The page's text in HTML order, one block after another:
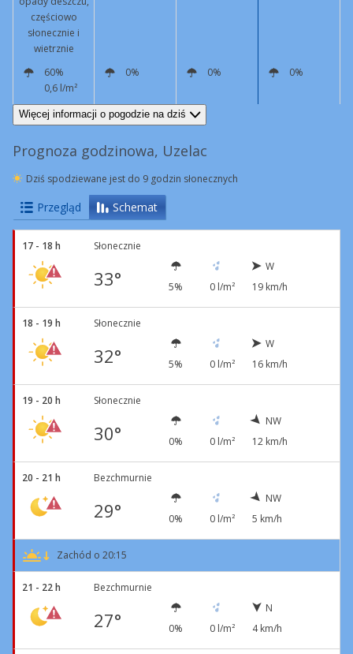
częściowo
słonecznie i
wietrznie
60%
0,6 l/m²
0% 0% 0%
W
18 km/h
Podmuchy
42 km/h W
9 km/h
Więcej informacji o pogodzie na dziś
Prognoza godzinowa, Uzelac
Dziś spodziewane jest do 9 godzin słonecznych
Przegląd Schemat
17 - 18 h Słonecznie
33° 5% 0 l/m²
W
19 km/h
18 - 19 h Słonecznie
32° 5% 0 l/m²
W
16 km/h
19 - 20 h Słonecznie
30° 0% 0 l/m²
NW
12 km/h
20 - 21 h Bezchmurnie
29° 0% 0 l/m²
NW
5 km/h
Zachód o 20:15
21 - 22 h Bezchmurnie
27° 0% 0 l/m²
N
4 km/h